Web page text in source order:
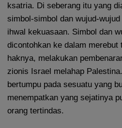
ksatria. Di seberang itu yang
simbol-simbol dan wujud-
ihwal kekuasaan. Simbol dan
dicontohkan ke dalam merebut
haknya, melakukan
zionis Israel melahap
bertumpu pada sesuatu yang
menempatkan yang sejatinya
orang tertindas.